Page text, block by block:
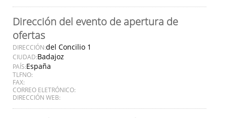
Dirección del evento de apertura de
ofertas
DIRECCIÓN:del Concilio 1
CIUDAD:Badajoz
PAÍS:España
TLFNO:
FAX:
CORREO ELETRÓNICO:
DIRECCIÓN WEB: